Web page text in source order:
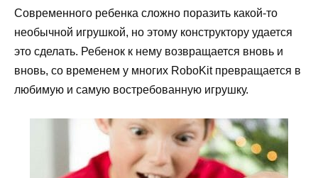
Современного ребенка сложно поразить какой-то
необычной игрушкой, но этому конструктору удается
это сделать. Ребенок к нему возвращается вновь и
вновь, со временем у многих RoboKit превращается в
любимую и самую востребованную игрушку.